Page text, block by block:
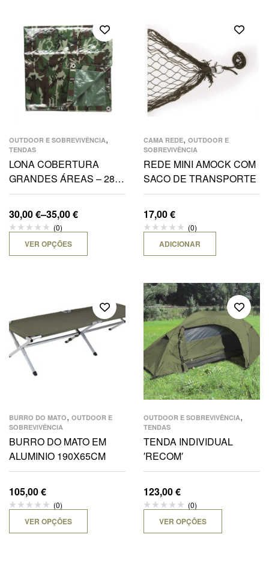
OUTDOOR E SOBREVIVÊNCIA,
TENDAS
LONA COBERTURA
GRANDES ÁREAS – 285
X 500 CM OU 300 X 500
30,00€–35,00€
(0)
VER OPÇÕES
CAMA REDE, OUTDOOR E
SOBREVIVÊNCIA
REDE MINI AMOCK COM
SACO DE TRANSPORTE
17,00€
(0)
ADICIONAR
BURRO DO MATO, OUTDOOR E
SOBREVIVÊNCIA
BURRO DO MATO EM
ALUMINIO 190X65CM
105,00€
(0)
VER OPÇÕES
OUTDOOR E SOBREVIVÊNCIA,
TENDAS
TENDA INDIVIDUAL
′RECOM′
123,00€
(0)
VER OPÇÕES